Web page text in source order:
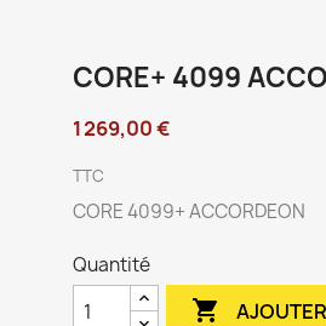
CORE+ 4099
1 269,00 €
TTC
CORE 4099+ ACCORDEON
Quantité
